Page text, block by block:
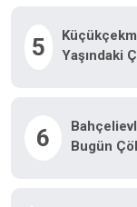
5
Yaşındaki
6
Bugün